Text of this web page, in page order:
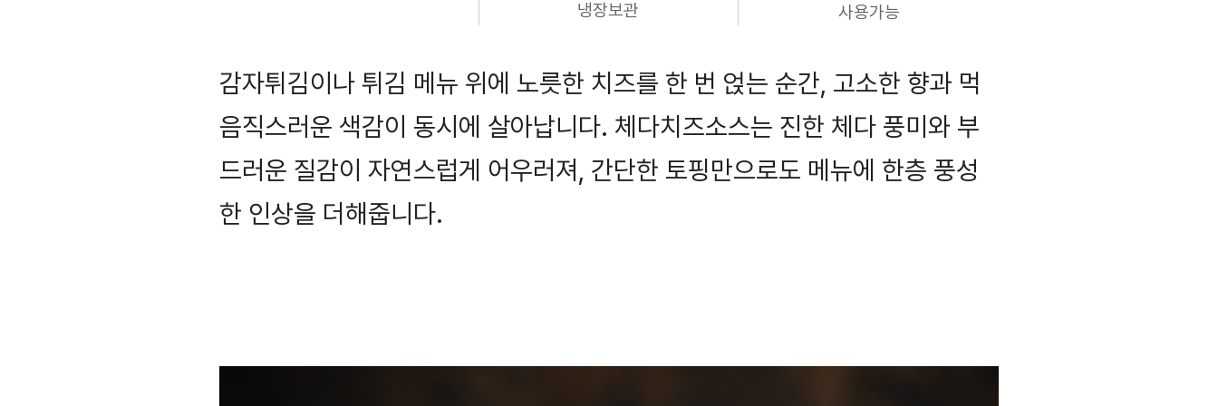
냉장보관 사용가능
감자튀김이나 튀김 메뉴 위에 노릇한 치즈를 한 번 얹는 순간, 고소한 향과 먹
음직스러운 색감이 동시에 살아납니다. 체다치즈소스는 진한 체다 풍미와 부
드러운 질감이 자연스럽게 어우러져, 간단한 토핑만으로도 메뉴에 한층 풍성
한 인상을 더해줍니다.